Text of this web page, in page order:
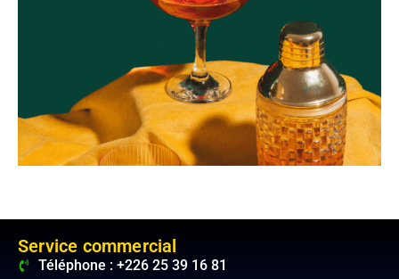
Service commercial
Téléphone : +226 25 39 16 81